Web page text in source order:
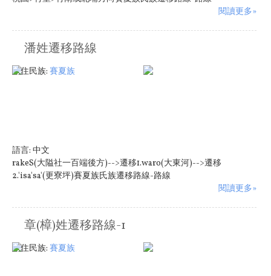
閱讀更多»
潘姓遷移路線
原住民族: 賽夏族
語言: 中文
rakeS(大隘社一百端後方)-->遷移1.waro(大東河)-->遷移
2.'isa'sa'(更寮坪)賽夏族氏族遷移路線-路線
閱讀更多»
章(樟)姓遷移路線-1
原住民族: 賽夏族